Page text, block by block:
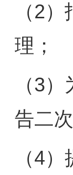
（2
理；
（3
告二
（4